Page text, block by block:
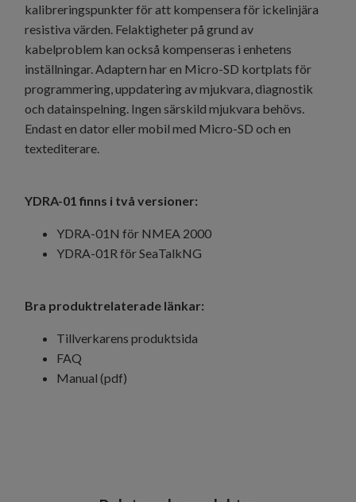
kalibreringspunkter för att kompensera för ickelinjära
resistiva värden. Felaktigheter på grund av
kabelproblem kan också kompenseras i enhetens
inställningar. Adaptern har en Micro-SD kortplats för
programmering, uppdatering av mjukvara, diagnostik
och datainspelning. Ingen särskild mjukvara behövs.
Endast en dator eller mobil med Micro-SD och en
textediterare.
YDRA-01 finns i två versioner:
YDRA-01N för NMEA 2000
YDRA-01R för SeaTalkNG
Bra produktrelaterade länkar:
Tillverkarens produktsida
FAQ
Manual (pdf)